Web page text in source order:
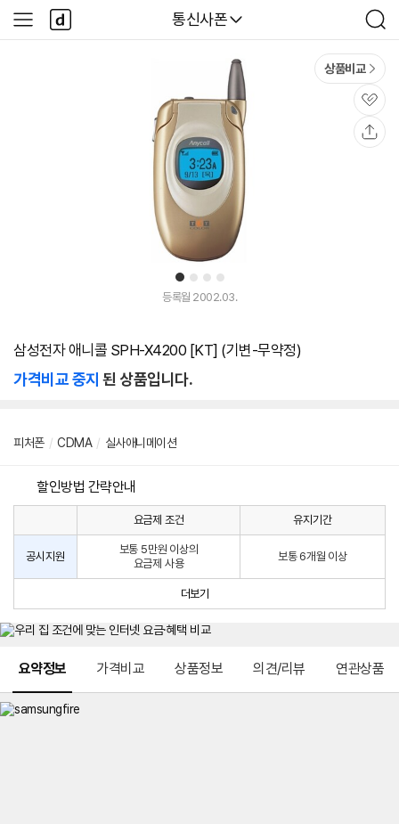
다나와
통신사폰
검
색
사
이
다
나
와
1 2 3 4
상품비교
관
심
등록월 2002.03.
삼성전자 애니콜 SPH-X4200 [KT] (기변-무약정)
가격비교 중지 된 상품입니다.
피처폰 / CDMA / 실사애니메이션
할인방법 간략안내
원
선
택
약
정
사
인
법
요금제 조건 유지기간
공시지원
보통 5만원 이상의
요금제 사용
보통 6개월 이상
더보기
요약정보 가격비교 상품정보 의견/리뷰 연관상품